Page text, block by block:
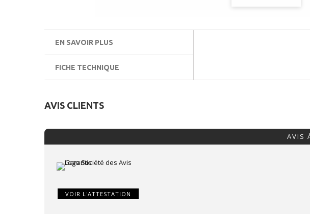
EN SAVOIR PLUS
FICHE TECHNIQUE
AVIS CLIENTS
AVIS
VOIR L'ATTESTATION